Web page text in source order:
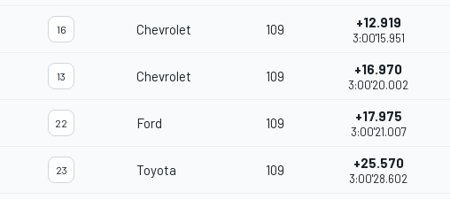
16 Chevrolet 109 +12.919
3:00'15.951
13 Chevrolet 109 +16.970
3:00'20.002
22 Ford 109 +17.975
3:00'21.007
23 Toyota 109 +25.570
3:00'28.602